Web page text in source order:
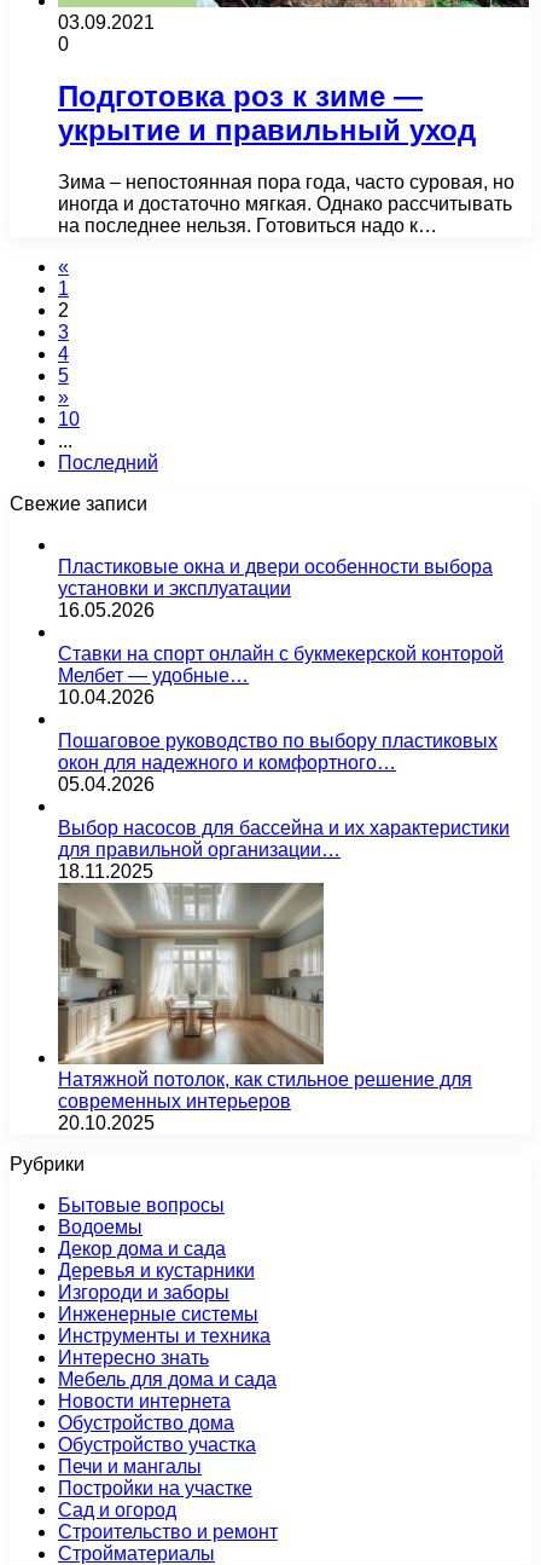
03.09.2021
0
Подготовка роз к зиме —
укрытие и правильный уход
Зима – непостоянная пора года, часто суровая, но
иногда и достаточно мягкая. Однако рассчитывать
на последнее нельзя. Готовиться надо к…
«
1
2
3
4
5
»
10
...
Последний
Свежие записи
Пластиковые окна и двери особенности выбора
установки и эксплуатации
16.05.2026
Ставки на спорт онлайн с букмекерской конторой
Мелбет — удобные…
10.04.2026
Пошаговое руководство по выбору пластиковых
окон для надежного и комфортного…
05.04.2026
Выбор насосов для бассейна и их характеристики
для правильной организации…
18.11.2025
Натяжной потолок, как стильное решение для
современных интерьеров
20.10.2025
Рубрики
Бытовые вопросы
Водоемы
Декор дома и сада
Деревья и кустарники
Изгороди и заборы
Инженерные системы
Инструменты и техника
Интересно знать
Мебель для дома и сада
Новости интернета
Обустройство дома
Обустройство участка
Печи и мангалы
Постройки на участке
Сад и огород
Строительство и ремонт
Стройматериалы